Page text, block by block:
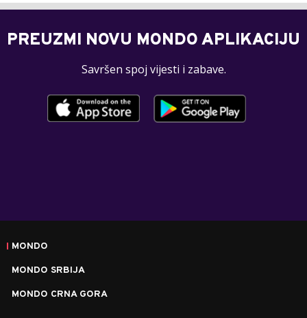
PREUZMI NOVU MONDO APLIKACIJU
Savršen spoj vijesti i zabave.
MONDO
MONDO SRBIJA
MONDO CRNA GORA